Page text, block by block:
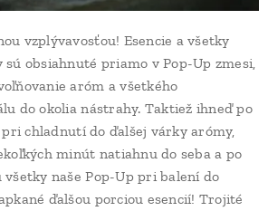
vzplývavosťou! Esencie a všetky
obsiahnuté priamo v Pop-Up zmesi,
aróm a všetkého
do okolia nástrahy. Taktiež ihneď po
chladnutí do ďalšej várky arómy,
minút natiahnu do seba a po
naše Pop-Up pri balení do
ďalšou porciou esencií! Trojité